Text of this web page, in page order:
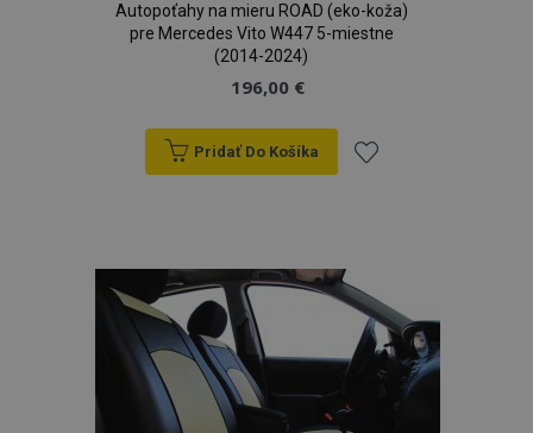
Autopoťahy na mieru ROAD (eko-koža)
pre Mercedes Vito W447 5-miestne
(2014-2024)
196,00 €
Pridať Do Košíka
zoznamu
prianí